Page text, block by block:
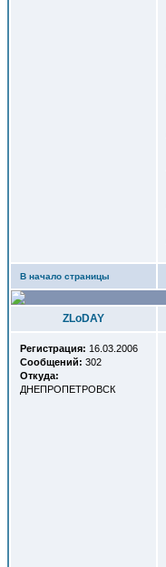
В начало страницы
ZLoDAY
Регистрация: 16.03.2006
Сообщений: 302
Откуда:
ДНЕПРОПЕТРОВСК